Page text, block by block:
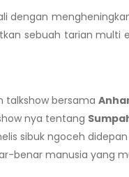
dengan
sebuah tarian multi
talkshow bersama
nya tentang
sibuk ngoceh
benar manusia yang